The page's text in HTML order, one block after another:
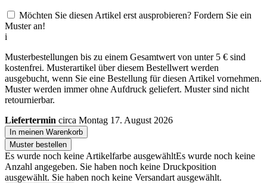
Möchten Sie diesen Artikel erst ausprobieren? Fordern Sie ein
Muster an!
i
Musterbestellungen bis zu einem Gesamtwert von unter 5 € sind
kostenfrei. Musterartikel über diesem Bestellwert werden
ausgebucht, wenn Sie eine Bestellung für diesen Artikel vornehmen.
Muster werden immer ohne Aufdruck geliefert. Muster sind nicht
retournierbar.
Liefertermin circa Montag 17. August 2026
In meinen Warenkorb
Muster bestellen
Es wurde noch keine Artikelfarbe ausgewähltEs wurde noch keine
Anzahl angegeben. Sie haben noch keine Druckposition
ausgewählt. Sie haben noch keine Versandart ausgewählt.